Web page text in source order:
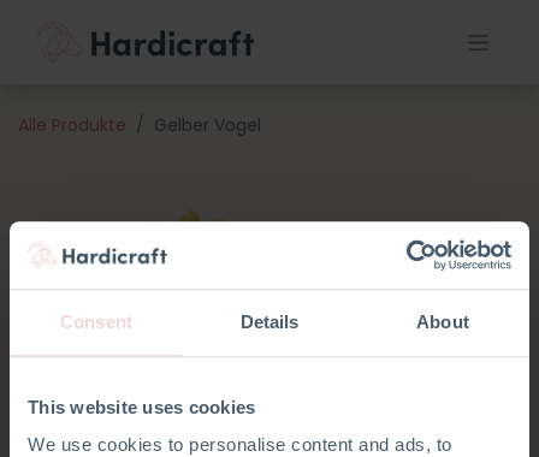
Consent Details About
This website uses cookies
We use cookies to personalise content and ads, to
Alle Produkte Gelber Vogel